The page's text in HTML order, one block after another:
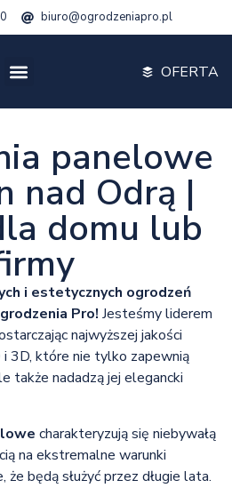
biuro@ogrodzeniapro.pl
OFERTA
panelowe
nad Odrą |
domu lub
i estetycznych ogrodzeń
Pro! Jesteśmy liderem
najwyższej jakości
3D, które nie tylko zapewnią
także nadadzą jej elegancki
charakteryzują się niebywałą
na ekstremalne warunki
będą służyć przez długie lata.